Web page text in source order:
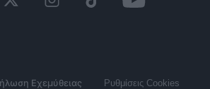
Εχεμύθειας Ρυθμίσεις Cookies